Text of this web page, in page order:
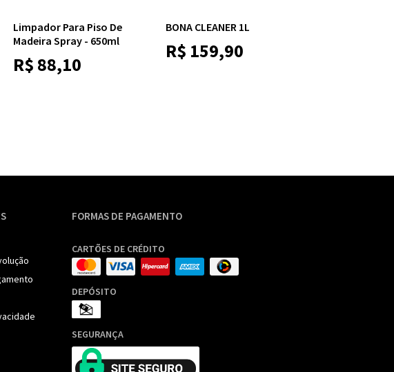
Limpador Para Piso De
Madeira Spray - 650ml
R$ 88,10
BONA CLEANER 1L
R$ 159,90
FORMAS DE PAGAMENTO
CARTÕES DE CRÉDITO
DEPÓSITO
SEGURANÇA